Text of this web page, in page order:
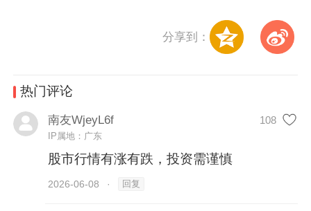
分享到：
热门评论
南友WjeyL6f 108
IP属地：广东
股市行情有涨有跌，投资需谨慎
2026-06-08 · 回复